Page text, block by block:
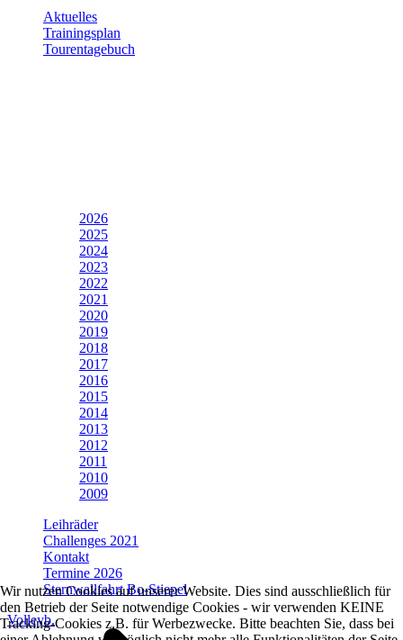
Aktuelles
Trainingsplan
Tourentagebuch
2026
2025
2024
2023
2022
2021
2020
2019
2018
2017
2016
2015
2014
2013
2012
2011
2010
2009
Leihräder
Challenges 2021
Kontakt
Termine 2026
Sternwallfahrt Bo-Stiepel
Volleyb.
Wir nutzen Cookies auf unserer Website. Dies sind ausschließlich für
den Betrieb der Seite notwendige Cookies - wir verwenden KEINE
Tracking-Cookies z.B. für Werbezwecke. Bitte beachten Sie, dass bei